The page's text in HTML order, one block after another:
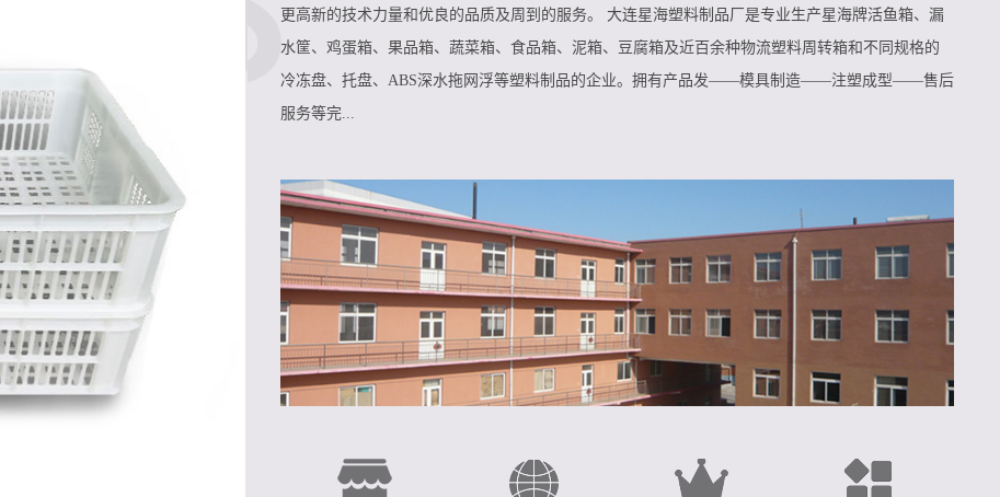
更高新的技术力量和优良的品质及周到的服务。 大连星海塑料制品厂是专业生产星海牌活鱼箱、漏
水筐、鸡蛋箱、果品箱、蔬菜箱、食品箱、泥箱、豆腐箱及近百余种物流塑料周转箱和不同规格的
冷冻盘、托盘、ABS深水拖网浮等塑料制品的企业。拥有产品发——模具制造——注塑成型——售后
服务等完...